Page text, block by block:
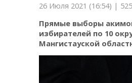
26 Июля 2021 (16:54) |
Прямые выборы акимов
избирателей по 10
Мангистауской